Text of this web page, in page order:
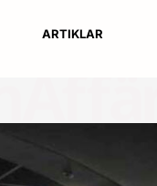
ARTIKLAR